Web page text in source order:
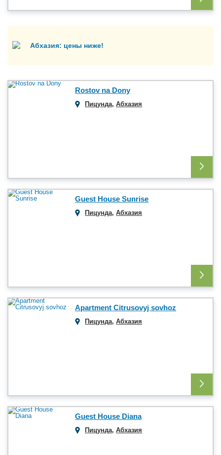
Абхазия: цены ниже!
Rostov na Dony
Пицунда,Абхазия
Guest House Sunrise
Пицунда,Абхазия
Apartment Citrusovyj sovhoz
Пицунда,Абхазия
Guest House Diana
Пицунда,Абхазия